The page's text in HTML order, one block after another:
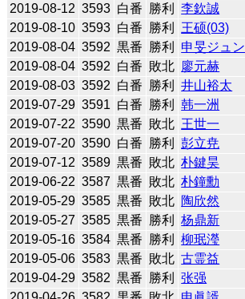
2019-08-12 3593 白番 勝利 李欽誠
2019-08-10 3593 白番 勝利 王硕(03)
2019-08-04 3592 黒番 勝利 申旻ジュン
2019-08-04 3592 白番 敗北 廖元赫
2019-08-03 3592 白番 勝利 井山裕太
2019-07-29 3591 白番 勝利 韩一洲
2019-07-22 3590 黒番 敗北 王世一
2019-07-20 3590 白番 勝利 彭立尭
2019-07-12 3589 黒番 敗北 朴鍵昊
2019-06-22 3587 黒番 敗北 朴鐘勳
2019-05-29 3585 黒番 敗北 陶欣然
2019-05-27 3585 黒番 勝利 杨鼎新
2019-05-16 3584 黒番 勝利 柳珉瀅
2019-05-06 3583 黒番 敗北 古霊益
2019-04-29 3582 黒番 勝利 张强